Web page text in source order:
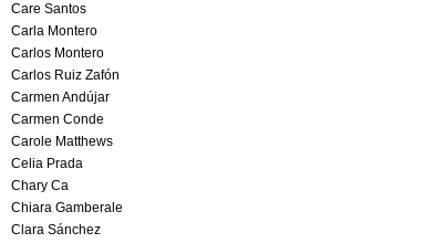
Care Santos
Carla Montero
Carlos Montero
Carlos Ruiz Zafón
Carmen Andújar
Carmen Conde
Carole Matthews
Celia Prada
Chary Ca
Chiara Gamberale
Clara Sánchez